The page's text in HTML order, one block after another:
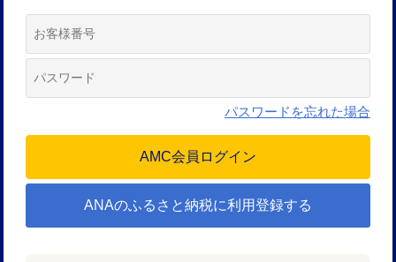
パスワードを忘れた場合
ANAのふるさと納税に利用登録する